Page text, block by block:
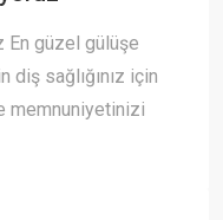
En güzel gülüşe
sağlığınız için
memnuniyetinizi